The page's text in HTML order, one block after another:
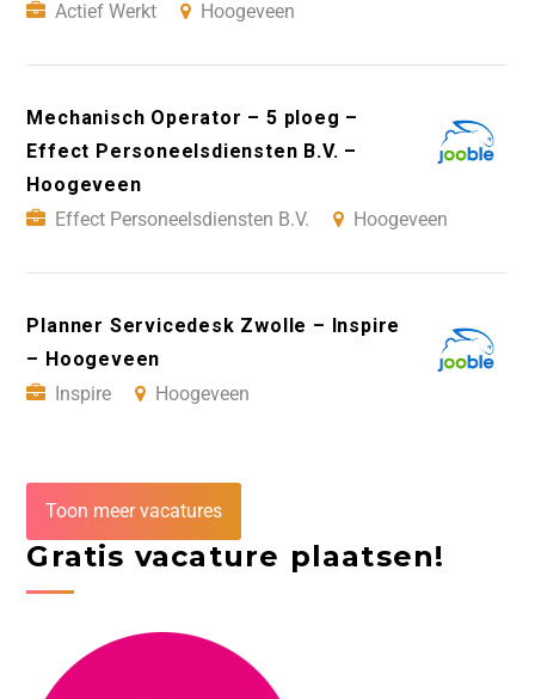
Actief Werkt Hoogeveen
Mechanisch Operator – 5 ploeg –
Effect Personeelsdiensten B.V. –
Hoogeveen
Effect Personeelsdiensten B.V.
Hoogeveen
Planner Servicedesk Zwolle – Inspire
– Hoogeveen
Inspire
Hoogeveen
Toon meer vacatures
Gratis vacature plaatsen!